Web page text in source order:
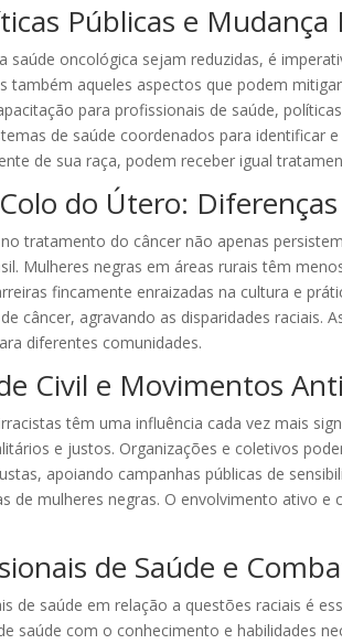
Públicas e
saúde oncológica sejam reduzidas, é
também aqueles aspectos que podem
para profissionais de saúde,
de saúde coordenados para identificar
de sua raça, podem receber igual
do Útero:
tratamento do câncer não apenas
Mulheres negras em áreas rurais têm
fincamente enraizadas na cultura e
câncer, agravando as disparidades raciais.
diferentes comunidades.
Civil e Movimentos
têm uma influência cada vez mais
e justos. Organizações e coletivos
apoiando campanhas públicas de
de mulheres negras. O envolvimento ativo
de Saúde e
de saúde em relação a questões raciais é
saúde com o conhecimento e habilidades